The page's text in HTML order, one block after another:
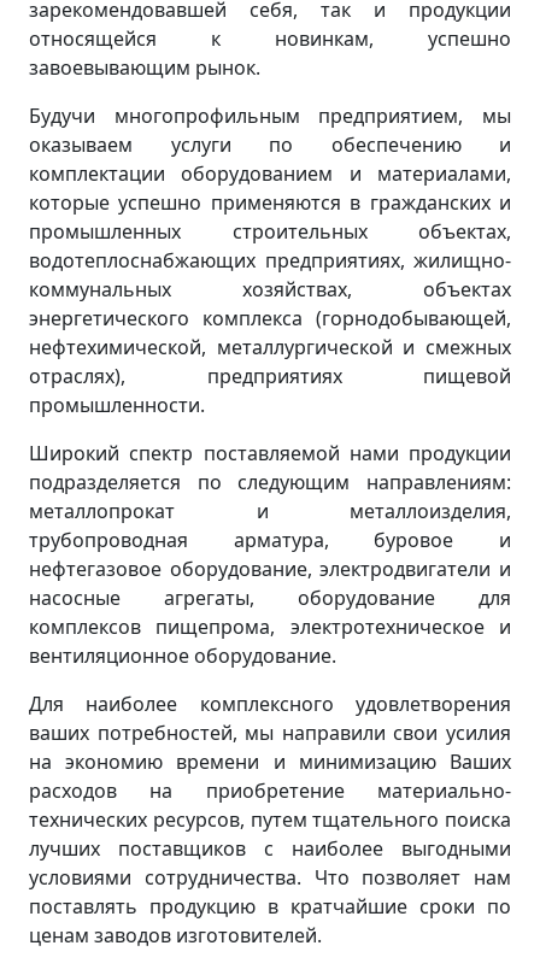
зарекомендовавшей себя, так и продукции
относящейся к новинкам, успешно
завоевывающим рынок.
Будучи многопрофильным предприятием, мы
оказываем услуги по обеспечению и
комплектации оборудованием и материалами,
которые успешно применяются в гражданских и
промышленных строительных объектах,
водотеплоснабжающих предприятиях, жилищно-
коммунальных хозяйствах, объектах
энергетического комплекса (горнодобывающей,
нефтехимической, металлургической и смежных
отраслях), предприятиях пищевой
промышленности.
Широкий спектр поставляемой нами продукции
подразделяется по следующим направлениям:
металлопрокат и металлоизделия,
трубопроводная арматура, буровое и
нефтегазовое оборудование, электродвигатели и
насосные агрегаты, оборудование для
комплексов пищепрома, электротехническое и
вентиляционное оборудование.
Для наиболее комплексного удовлетворения
ваших потребностей, мы направили свои усилия
на экономию времени и минимизацию Ваших
расходов на приобретение материально-
технических ресурсов, путем тщательного поиска
лучших поставщиков с наиболее выгодными
условиями сотрудничества. Что позволяет нам
поставлять продукцию в кратчайшие сроки по
ценам заводов изготовителей.